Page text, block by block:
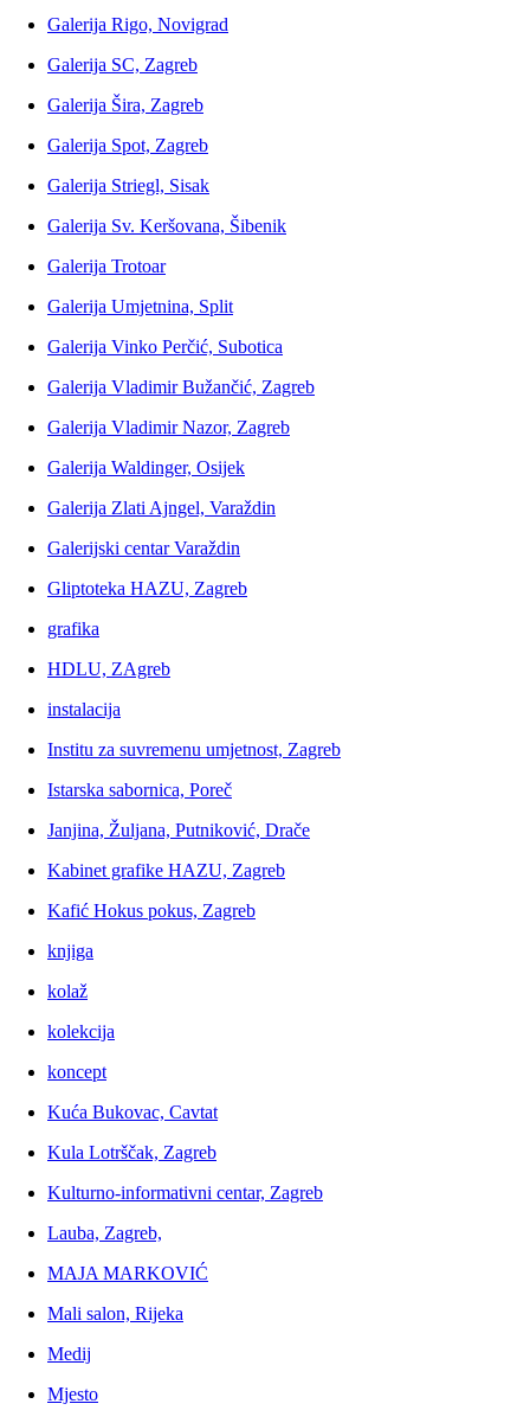
Galerija Rigo, Novigrad
Galerija SC, Zagreb
Galerija Šira, Zagreb
Galerija Spot, Zagreb
Galerija Striegl, Sisak
Galerija Sv. Keršovana, Šibenik
Galerija Trotoar
Galerija Umjetnina, Split
Galerija Vinko Perčić, Subotica
Galerija Vladimir Bužančić, Zagreb
Galerija Vladimir Nazor, Zagreb
Galerija Waldinger, Osijek
Galerija Zlati Ajngel, Varaždin
Galerijski centar Varaždin
Gliptoteka HAZU, Zagreb
grafika
HDLU, ZAgreb
instalacija
Institu za suvremenu umjetnost, Zagreb
Istarska sabornica, Poreč
Janjina, Žuljana, Putniković, Drače
Kabinet grafike HAZU, Zagreb
Kafić Hokus pokus, Zagreb
knjiga
kolaž
kolekcija
koncept
Kuća Bukovac, Cavtat
Kula Lotrščak, Zagreb
Kulturno-informativni centar, Zagreb
Lauba, Zagreb,
MAJA MARKOVIĆ
Mali salon, Rijeka
Medij
Mjesto